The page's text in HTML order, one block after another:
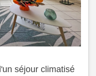
séjour climatisé